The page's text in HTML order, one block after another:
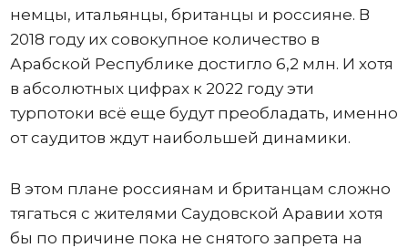
немцы, итальянцы, британцы и россияне. В
2018 году их совокупное количество в
Арабской Республике достигло 6,2 млн. И хотя
в абсолютных цифрах к 2022 году эти
турпотоки всё еще будут преобладать, именно
от саудитов ждут наибольшей динамики.
В этом плане россиянам и британцам сложно
тягаться с жителями Саудовской Аравии хотя
бы по причине пока не снятого запрета на